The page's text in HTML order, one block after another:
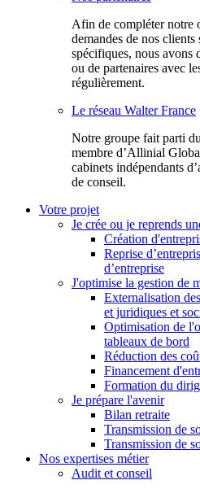
Afin de compléter notre
demandes de nos clients
spécifiques, nous avons
ou de partenaires avec
régulièrement.
Le réseau Walter France
Notr​e groupe fait parti
membre d’Allinial
cabinets indépendants
de conseil.
Votre projet
Je crée ou je reprends
Création
Reprise
d’entreprise
J'optimise la gestion de
Externalisation
et juridiques et
Optimisation de
tableaux de bord
Réduction des
Financement
Formation du
Je prépare l'avenir
Bilan retraite
Transmission de
Transmission de
Nos expertises métier
Audit et conseil